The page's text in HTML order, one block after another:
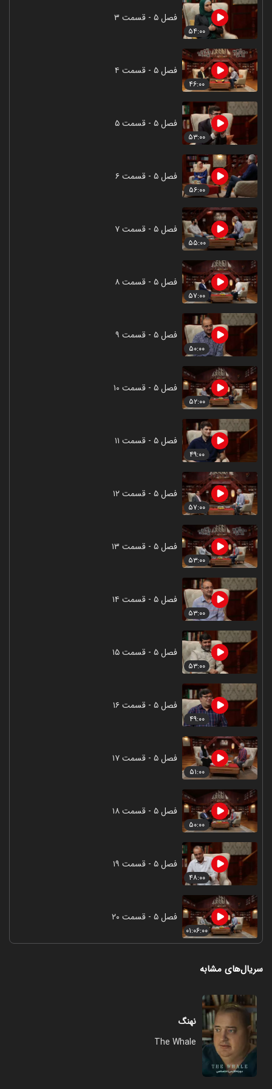
۵۴:۰۰
فصل ۵ - قسمت ۳
۴۶:۰۰
فصل ۵ - قسمت ۴
۵۳:۰۰
فصل ۵ - قسمت ۵
۵۶:۰۰
فصل ۵ - قسمت ۶
۵۵:۰۰
فصل ۵ - قسمت ۷
۵۷:۰۰
فصل ۵ - قسمت ۸
۵۰:۰۰
فصل ۵ - قسمت ۹
۵۲:۰۰
فصل ۵ - قسمت ۱۰
۴۹:۰۰
فصل ۵ - قسمت ۱۱
۵۷:۰۰
فصل ۵ - قسمت ۱۲
۵۳:۰۰
فصل ۵ - قسمت ۱۳
۵۳:۰۰
فصل ۵ - قسمت ۱۴
۵۳:۰۰
فصل ۵ - قسمت ۱۵
۴۹:۰۰
فصل ۵ - قسمت ۱۶
۵۱:۰۰
فصل ۵ - قسمت ۱۷
۵۰:۰۰
فصل ۵ - قسمت ۱۸
۴۸:۰۰
فصل ۵ - قسمت ۱۹
۰۱:۰۶:۰۰
فصل ۵ - قسمت ۲۰
سریال‌های مشابه
نهنگ
The Whale